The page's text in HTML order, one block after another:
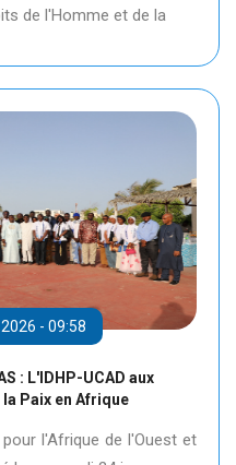
de l'Homme et de la
- 09:58
: L'IDHP-UCAD aux
Paix en Afrique
l'Afrique de l'Ouest et